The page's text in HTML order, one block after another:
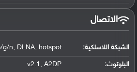
الاتصال
الشبكة اللاسلكية: g/n, DLNA, hotspot
البلوتوث:
v2.1, A2DP